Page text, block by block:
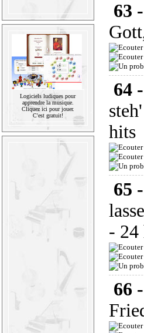
Logiciels ludiques pour
apprendre la musique.
Cliquez ici pour jouer.
C'est gratuit!
63 -
64 -
hits
65 -
- 24
66 -